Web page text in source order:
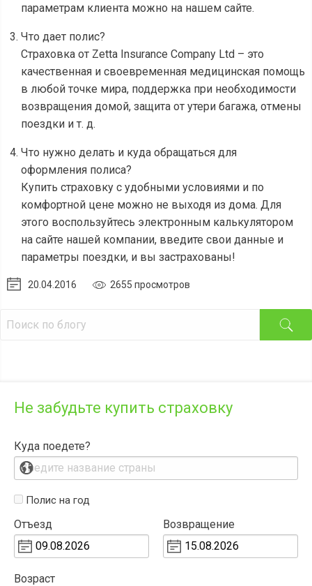
параметрам клиента можно на нашем сайте.
Что дает полис?
Страховка от Zetta Insurance Company Ltd – это
качественная и своевременная медицинская помощь
в любой точке мира, поддержка при необходимости
возвращения домой, защита от утери багажа, отмены
поездки и т. д.
Что нужно делать и куда обращаться для
оформления полиса?
Купить страховку с удобными условиями и по
комфортной цене можно не выходя из дома. Для
этого воспользуйтесь электронным калькулятором
на сайте нашей компании, введите свои данные и
параметры поездки, и вы застрахованы!
20.04.2016 2655 просмотров
Не забудьте купить страховку
Куда поедете?
Полис на год
Отъезд Возвращение
Возраст